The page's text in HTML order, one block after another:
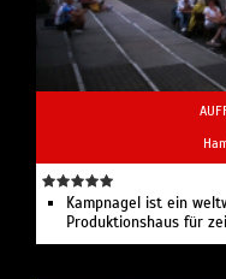
Kampnagel ist ein
Produktionshaus für